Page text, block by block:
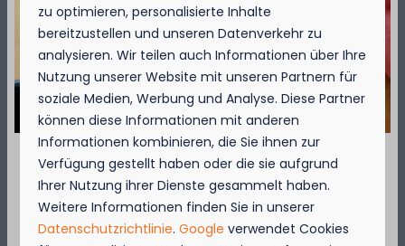
Ich möchte an dem fakultativen Pasta-
oder BBQ-Abend teilnehmen
Optional
Ich möchte am Frühstück am
Sonntagmorgen teilnehmen
Sonstige Fragen und/oder Kommentare
September = Muschelmonat!
Genießen Sie vom 1. bis zum 29. September 50
zu optimieren, personalisierte Inhalte
bereitzustellen und unseren Datenverkehr zu
analysieren. Wir teilen auch Informationen über Ihre
Nutzung unserer Website mit unseren Partnern für
soziale Medien, Werbung und Analyse. Diese Partner
können diese Informationen mit anderen
Informationen kombinieren, die Sie ihnen zur
Verfügung gestellt haben oder die sie aufgrund
Ihrer Nutzung ihrer Dienste gesammelt haben.
Weitere Informationen finden Sie in unserer
Datenschutzrichtlinie.Google verwendet Cookies